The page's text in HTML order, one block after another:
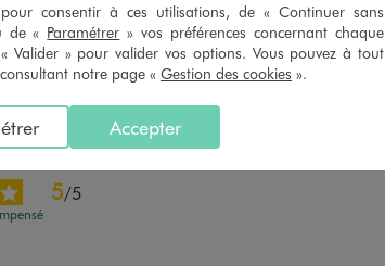
, suite à une expérience du 20/05/2026 parCatherine V.
5/5
consentir à ces utilisations, de « Continuer sans
de « Paramétrer » vos préférences concernant chaque
Valider » pour valider vos options. Vous pouvez à tout
notre page « Gestion des cookies ».
Accepter